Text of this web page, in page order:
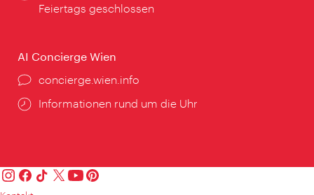
Feiertags geschlossen
AI Concierge Wien
Ort:
concierge.wien.info
Öffnungszeiten:
Informationen rund um die Uhr